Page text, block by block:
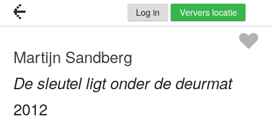
Log in Ververs locatie
Martijn Sandberg
De sleutel ligt onder de deurmat
2012